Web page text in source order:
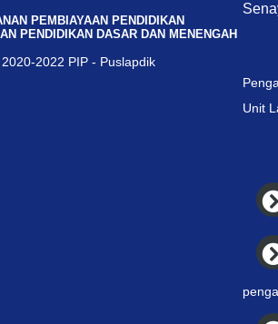
PEMBIAYAAN PENDIDIKAN
PENDIDIKAN DASAR DAN MENENGAH
2022 PIP - Puslapdik
Unit